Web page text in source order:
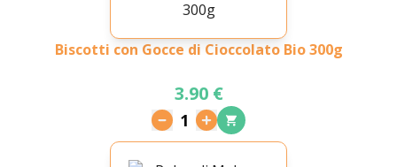
Biscotti con Gocce di Cioccolato Bio 300g
3.90 €
1